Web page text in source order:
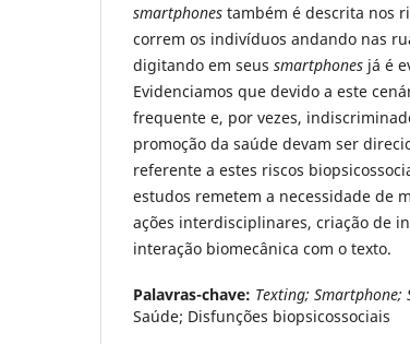
smartphones também é descrita nos
correm os indivíduos andando nas
digitando em seus smartphones já é
Evidenciamos que devido a este
frequente e, por vezes,
promoção da saúde devam ser
referente a estes riscos
estudos remetem a necessidade de
ações interdisciplinares, criação de
interação biomecânica com o texto.
Palavras-chave: Texting; Smartphone;
Saúde; Disfunções biopsicossociais